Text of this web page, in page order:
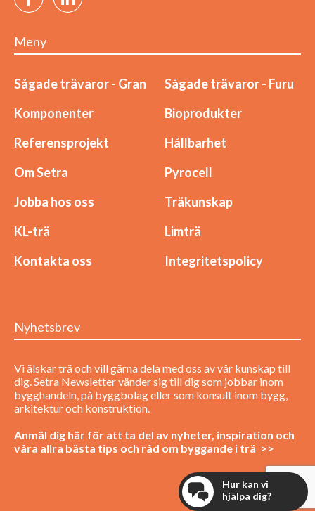
Hur kan vi
hjälpa dig?
Meny
Sågade trävaror - Gran
Sågade trävaror - Furu
Komponenter
Bioprodukter
Referensprojekt
Hållbarhet
Om Setra
Pyrocell
Jobba hos oss
Träkunskap
KL-trä
Limträ
Kontakta oss
Integritetspolicy
Nyhetsbrev
Vi älskar trä och vill gärna dela med oss av vår kunskap till
dig. Setra Newsletter vänder sig till dig som jobbar inom
bygghandeln, på byggbolag eller som konsult inom bygg,
arkitektur och konstruktion.
Anmäl dig här för att ta del av nyheter, inspiration och
våra allra bästa tips och råd om byggande i trä >>